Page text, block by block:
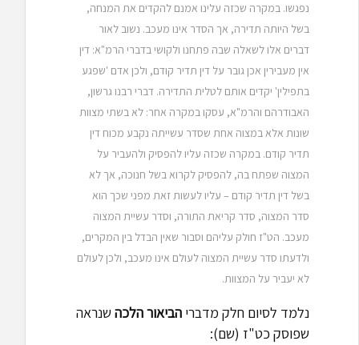
נפגשו. במקרה שכזה עלינו אמנם להקדים את המנחה,
בשל היותה תדירה, אך הסדר אינו מעכב. נשוב לאור
דברים אלו לשאלה שבה פתחנו ולקושי בדברי הרמ"א: דין
אין מעבירין אכן גובר על דין תדיר קודם, ולכן אדם 'שפגע
בתפילין' יקדים אותם לטלית התדירה. דברי רבנו גרשון,
האבודרהם והרמ"א, עסקו במקרה אחר: לא בשתי מצוות
שונות אלא במצוה אחת שסדר עשייתה נקבע מכוח דין
תדיר קודם. במקרה שכזה עליו להפסיק ולהעביר על
המצוה שפתח בה, להפסיק לקרוא בשל חנוכה, אך לא
בשל דין תדיר קודם – עליו לעשות זאת מפני שכך הוא
סדר המצוה, סדר קריאת התורה, וסדר עשיית המצוה
מעכב. הט"ז חולק עליהם וסבור שאין הבדל בין המקרים,
ולדעתו סדר עשיית המצוה לעולם אינו מעכב, ולכן לעולם
לא יעביר על המצוות.
נלמד לסיום חלק מדבריהביאור הלכה שנראה
שפוסק כט"ז (שם):